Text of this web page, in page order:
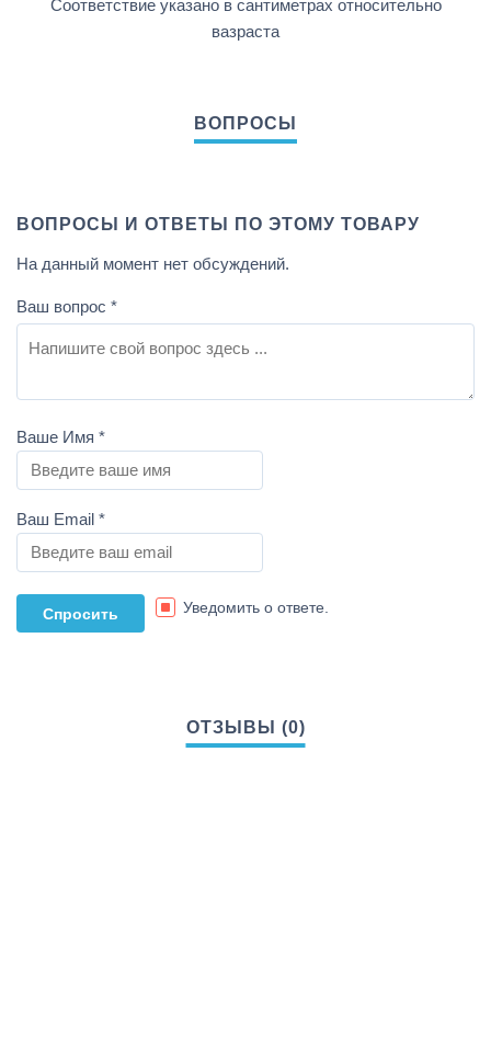
Соответствие указано в сантиметрах относительно
вазраста
ВОПРОСЫ И ОТВЕТЫ ПО ЭТОМУ ТОВАРУ
На данный момент нет обсуждений.
Ваш вопрос *
Ваше Имя *
Ваш Email *
Уведомить о ответе.